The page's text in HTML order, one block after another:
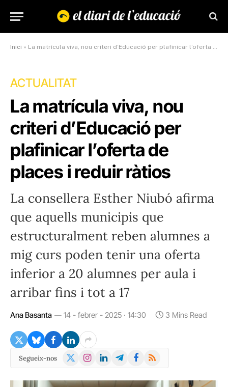
Inici » La matrícula viva, nou criteri d’Educació per plafinicar l’oferta de places i reduir ràtios
ACTUALITAT
La matrícula viva, nou
criteri d’Educació per
plafinicar l’oferta de
places i reduir ràtios
La consellera Esther Niubó afirma
que aquells municipis que
estructuralment reben alumnes a
mig curs poden tenir una oferta
inferior a 20 alumnes per aula i
arribar fins i tot a 17
Ana Basanta 14 - febrer - 2025 · 14:30 3 Mins Read
Segueix-nos
X
Instagram
LinkedInTelegramFacebook
RSS